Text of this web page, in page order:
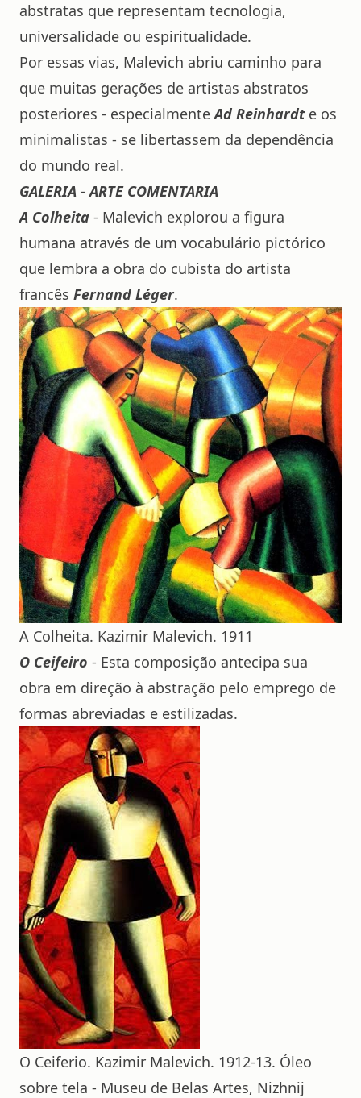
abstratas que representam tecnologia,
universalidade ou espiritualidade.
Por essas vias, Malevich abriu caminho para
que muitas gerações de artistas abstratos
posteriores - especialmenteAd Reinhardte os
minimalistas - se libertassem da dependência
do mundo real.
GALERIA - ARTE COMENTARIA
A Colheita - Malevich explorou a figura
humana através de um vocabulário pictórico
que lembra a obra do cubista do artista
francês Fernand Léger.
A Colheita. Kazimir Malevich. 1911
O Ceifeiro - Esta composição antecipa sua
obra em direção à abstração pelo emprego de
formas abreviadas e estilizadas.
O Ceiferio. Kazimir Malevich. 1912-13. Óleo
sobre tela - Museu de Belas Artes, Nizhnij